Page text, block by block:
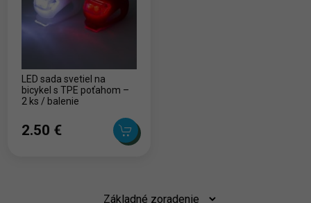
LED sada svetiel na
bicykel s TPE poťahom –
2 ks / balenie
2.50 ‎€